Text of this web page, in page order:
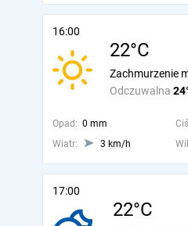
16:00
22°C
Odczuwalna
Zachmurzenie
Opad: 0 mm
Wiatr:
3 km/h
17:00
22°C